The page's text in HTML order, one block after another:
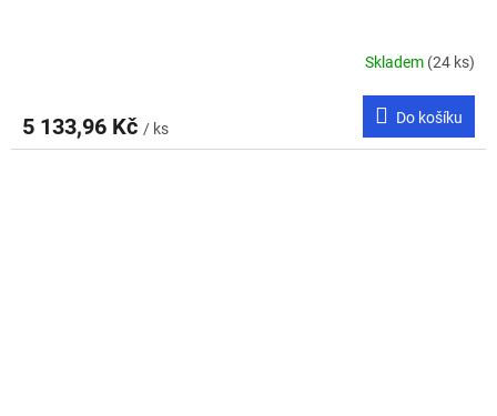
Skladem (24 ks)
5 133,96 Kč / ks
Do košíku